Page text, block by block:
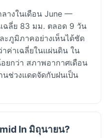
างในเดือน June —
ฉลี่ย 83 มม. ตลอด 9 วัน
ะภูมิภาคอย่างเห็นได้ชัด
ค่าเฉลี่ยในแผ่นดิน ใน
กว่า สภาพอากาศเดือน
นช่วงแดดจัดกับฝนเป็น
In มิถุนายน?